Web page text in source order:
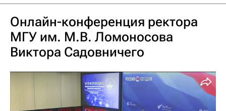
Онлайн-конференция ректора
МГУ им. М.В. Ломоносова
Виктора Садовничего